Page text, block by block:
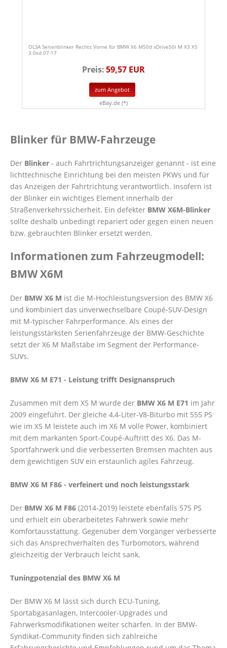
OLSA Seitenblinker Rechts Vorne für BMW X6 M50d xDrive50i M X3 X5
3.0sd 07-17
Preis:59,57 EUR
zum Angebot
eBay.de (*)
Blinker für BMW-Fahrzeuge
Der Blinker - auch Fahrtrichtungsanzeiger genannt - ist eine
lichttechnische Einrichtung bei den meisten PKWs und für
das Anzeigen der Fahrtrichtung verantwortlich. Insofern ist
der Blinker ein wichtiges Element innerhalb der
Straßenverkehrssicherheit. Ein defekter BMW X6M-Blinker
sollte deshalb unbedingt repariert oder gegen einen neuen
bzw. gebrauchten Blinker ersetzt werden.
Informationen zum Fahrzeugmodell:
BMW X6M
Der BMW X6 M ist die M-Hochleistungsversion des BMW X6
und kombiniert das unverwechselbare Coupé-SUV-Design
mit M-typischer Fahrperformance. Als eines der
leistungsstärksten Serienfahrzeuge der BMW-Geschichte
setzt der X6 M Maßstäbe im Segment der Performance-
SUVs.
BMW X6 M E71 - Leistung trifft Designanspruch
Zusammen mit dem X5 M wurde der BMW X6 M E71 im Jahr
2009 eingeführt. Der gleiche 4,4-Liter-V8-Biturbo mit 555 PS
wie im X5 M leistete auch im X6 M volle Power, kombiniert
mit dem markanten Sport-Coupé-Auftritt des X6. Das M-
Sportfahrwerk und die verbesserten Bremsen machten aus
dem gewichtigen SUV ein erstaunlich agiles Fahrzeug.
BMW X6 M F86 - verfeinert und noch leistungsstark
Der BMW X6 M F86 (2014-2019) leistete ebenfalls 575 PS
und erhielt ein überarbeitetes Fahrwerk sowie mehr
Komfortausstattung. Gegenüber dem Vorgänger verbesserte
sich das Ansprechverhalten des Turbomotors, während
gleichzeitig der Verbrauch leicht sank.
Tuningpotenzial des BMW X6 M
Der BMW X6 M lässt sich durch ECU-Tuning,
Sportabgasanlagen, Intercooler-Upgrades und
Fahrwerksmodifikationen weiter schärfen. In der BMW-
Syndikat-Community finden sich zahlreiche